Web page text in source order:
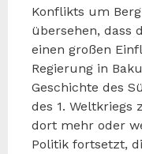
Konflikts um
übersehen, dass
einen großen
Regierung in
Geschichte des
des 1. Weltkriegs
dort mehr oder
Politik fortsetzt,